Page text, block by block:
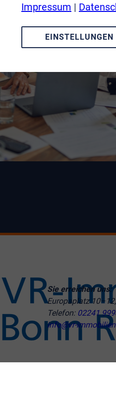
Sie erreichen uns:
Europaplatz
Telefon: 02241
info@vr-
Impressum |
EINSTELLUNGEN